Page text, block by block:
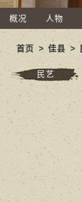
概况 人物
首页 >佳县 >
民艺